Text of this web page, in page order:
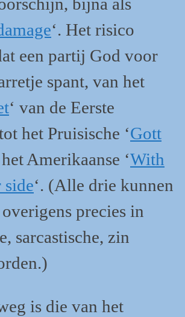
bijna als
‘. Het risico
een partij God voor
spant, van het
‘ van de Eerste
het Pruisische ‘Gott
Amerikaanse ‘With
side‘. (Alle drie kunnen
precies in
sarcastische, zin
is die van het